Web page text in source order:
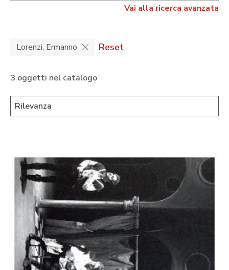
Vai alla ricerca avanzata
Lorenzi, Ermanno Reset
3 oggetti nel catalogo